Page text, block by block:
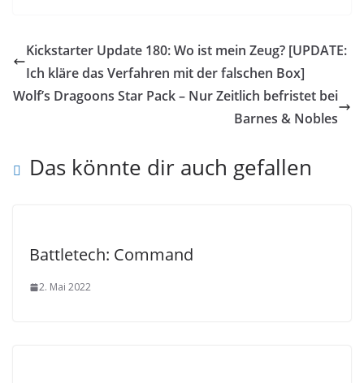
Kickstarter Update 180: Wo ist mein Zeug? [UPDATE:
Ich kläre das Verfahren mit der falschen Box]
Wolf’s Dragoons Star Pack – Nur Zeitlich befristet bei
Barnes & Nobles
Das könnte dir auch gefallen
Battletech: Command
2. Mai 2022